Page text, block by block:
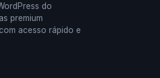
do
premium
acesso rápido e